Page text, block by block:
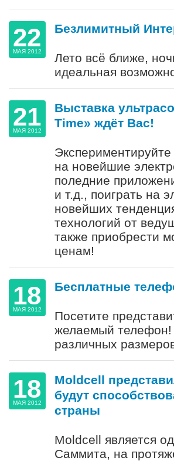
22
МАЯ 2012
Безлимитный
Лето всё ближе,
идеальная
21
МАЯ 2012
Выставка
Time» ждёт Вас!
на новейшие
поледние
и т.д., поиграть на
новейших
технологий от
также приобрести
ценам!
18
МАЯ 2012
Бесплатные
Посетите
желаемый
различных
18
МАЯ 2012
Moldcell
будут
страны
Moldcell является
Саммита, на